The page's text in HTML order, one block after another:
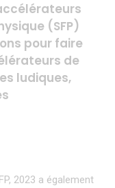
(SFP)
pour faire
de
ludiques,
2023 a également